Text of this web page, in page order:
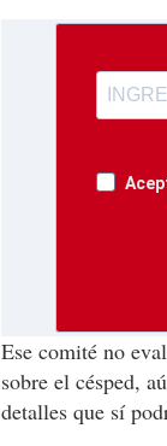
Ese comité no
sobre el césped,
detalles que sí